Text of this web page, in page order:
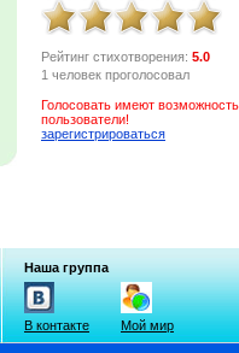
Рейтинг стихотворения: 5.0
1 человек проголосовал
Голосовать имеют
пользователи!
зарегистрироваться
Наша группа
В контакте Мой мир